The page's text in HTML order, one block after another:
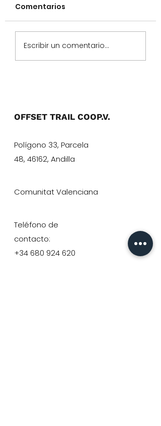
Colaboramos en el
Comentarios
Escribir un comentario...
OFFSET TRAIL COOP.V.
Polígono 33, Parcela
48, 46162, Andilla
Comunitat Valenciana
Teléfono de
contacto:
+34 680 924 620